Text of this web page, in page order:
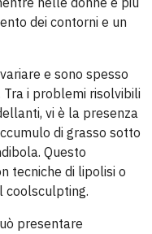
dei contorni e un
e sono spesso
i problemi risolvibili
vi è la presenza
di grasso sotto
Questo
tecniche di lipolisi o
coolsculpting.
presentare